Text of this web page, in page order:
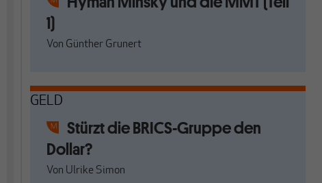
1)
Von Günther Grunert
GELD
Stürzt die BRICS-Gruppe den
Dollar?
Von Ulrike Simon